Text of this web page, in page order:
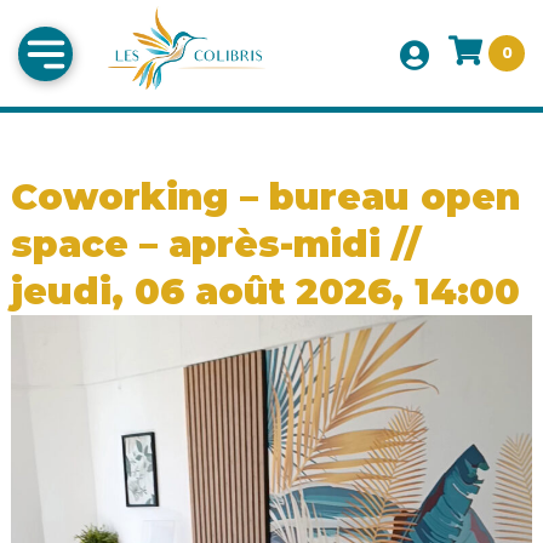
0
Coworking – bureau open
space – après-midi //
jeudi, 06 août 2026, 14:00